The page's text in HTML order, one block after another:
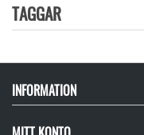
TAGGAR
INFORMATION